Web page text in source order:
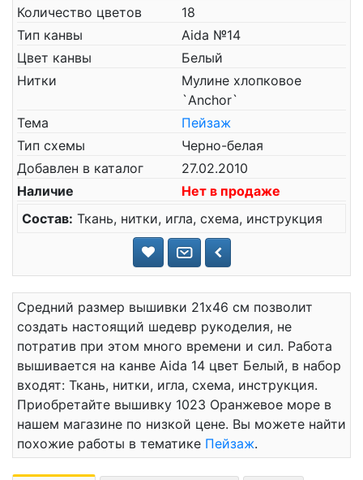
Количество цветов
18
Тип канвы
Aida №14
Цвет канвы
Белый
Нитки
Мулине хлопковое
`Anchor`
Тема
Пейзаж
Тип схемы
Черно-белая
Добавлен в каталог
27.02.2010
Наличие
Нет в продаже
Состав: Ткань, нитки, игла, схема, инструкция
Средний размер вышивки 21x46 см позволит
создать настоящий шедевр рукоделия, не
потратив при этом много времени и сил. Работа
вышивается на канве Aida 14 цвет Белый, в набор
входят: Ткань, нитки, игла, схема, инструкция.
Приобретайте вышивку 1023 Оранжевое море в
нашем магазине по низкой цене. Вы можете найти
похожие работы в тематике Пейзаж.